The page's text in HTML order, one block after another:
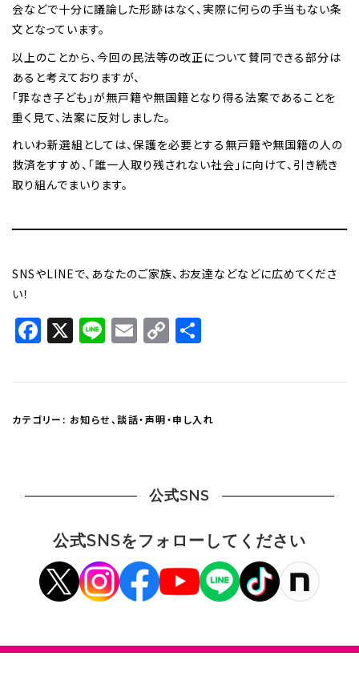
会などで十分に議論した形跡はなく、実際に何らの手当もない条
文となっています。
以上のことから、今回の民法等の改正について賛同できる部分は
あると考えておりますが、
「罪なき子ども」が無戸籍や無国籍となり得る法案であることを
重く見て、法案に反対しました。
れいわ新選組としては、保護を必要とする無戸籍や無国籍の人の
救済をすすめ、「誰一人取り残されない社会」に向けて、引き続き
取り組んでまいります。
SNSやLINEで、あなたのご家族、お友達などなどに広めてくださ
い！
Facebook
X LineEmail
Copy
カテゴリー: お知らせ、談話・声明・申し入れ
公式SNS
公式SNSをフォローしてください